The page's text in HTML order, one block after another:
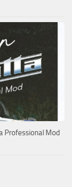
Professional Mod